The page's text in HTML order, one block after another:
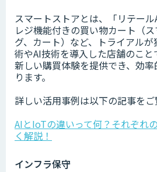
スマートストアとは、「リテー
レジ機能付きの買い物カート（
グ、カート）など、トライアル
術やAI技術を導入した店舗のこ
新しい購買体験を提供でき、効
ります。
詳しい活用事例は以下の記事をご
AIとIoTの違いって何？それぞれ
く解説！
インフラ保守